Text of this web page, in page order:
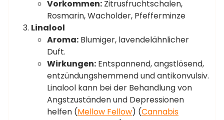
Vorkommen: Zitrusfruchtschalen,
Rosmarin, Wacholder, Pfefferminze
Linalool
Aroma: Blumiger, lavendelähnlicher
Duft.
Wirkungen: Entspannend, angstlösend,
entzündungshemmend und antikonvulsiv.
Linalool kann bei der Behandlung von
Angstzuständen und Depressionen
helfen​ (Mellow Fellow)​​ (Cannabis